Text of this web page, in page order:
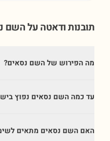
תובנות ודאטה על השם
מה הפירוש של השם נסאים?
עד כמה השם נסאים נפוץ
האם השם נסאים מתאים